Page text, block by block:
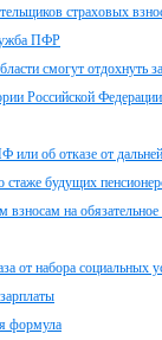
страховых
ПФР
смогут отдохнуть
Российской
или об отказе от
будущих
на обязательное
от набора социальных
формула